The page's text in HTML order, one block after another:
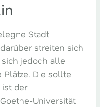
Stadt
streiten sich
jedoch alle
Plätze. Die sollte
ist der
Universität